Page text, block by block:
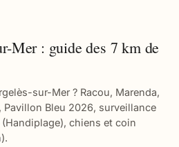
Mer : guide des 7 km de
sur-Mer ? Racou, Marenda,
Pavillon Bleu 2026, surveillance
chiens et coin